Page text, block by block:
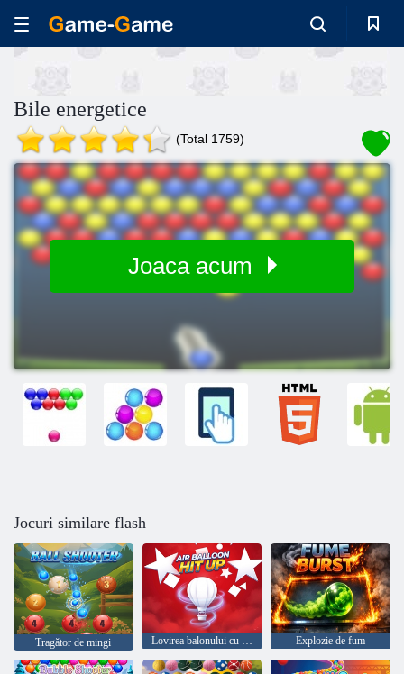
Bile energetice
(Total 1759)
Joaca acum
Jocuri similare flash
Tragător de mingi Lovirea balonului cu aer Explozie de fum